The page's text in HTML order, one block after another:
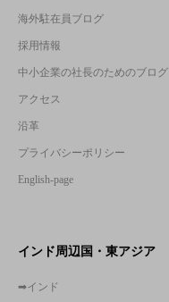
海外駐在員ブログ
採用情報
中小企業の社長のためのブログ
アクセス
沿革
プライバシーポリシー
English-page
インド周辺国・東アジア
➡インド